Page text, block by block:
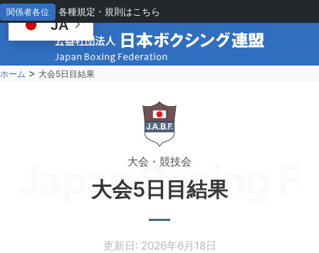
関係者各位 各種規定・規則はこちら
ホーム > 大会5日目結果
Japan Boxing
大会・競技会
大会5日目結果
更新日: 2026年6月18日
JA